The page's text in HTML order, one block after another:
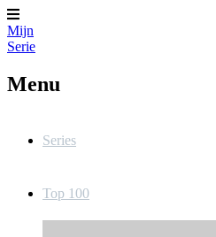
Mijn
Serie
Menu
Series
Top 100